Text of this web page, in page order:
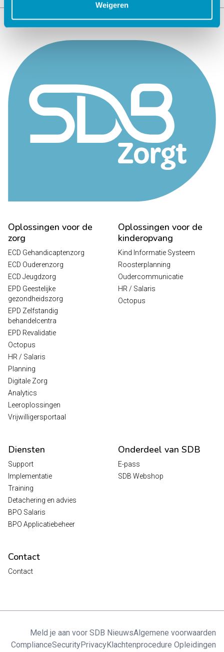
Weigeren
Oplossingen voor de
zorg
ECD Gehandicaptenzorg
ECD Ouderenzorg
ECD Jeugdzorg
EPD Geestelijke
gezondheidszorg
EPD Zelfstandig
behandelcentra
EPD Revalidatie
Octopus
HR / Salaris
Planning
Digitale Zorg
Analytics
Leeroplossingen
Vrijwilligersportaal
Oplossingen voor de
kinderopvang
Kind Informatie Systeem
Roosterplanning
Oudercommunicatie
HR / Salaris
Octopus
Diensten
Support
Implementatie
Training
Detachering en advies
BPO Salaris
BPO Applicatiebeheer
Onderdeel van SDB
E-pass
SDB Webshop
Contact
Contact
Meld je aan voor SDB NieuwsAlgemene voorwaarden
ComplianceSecurityPrivacyKlachtenprocedure Opleidingen